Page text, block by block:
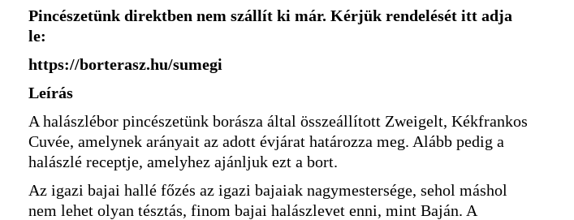
Pincészetünk direktben nem szállít ki már. Kérjük rendelését itt adja
le:
https://borterasz.hu/sumegi
Leírás
A halászlébor pincészetünk borásza által összeállított Zweigelt, Kékfrankos
Cuvée, amelynek arányait az adott évjárat határozza meg. Alább pedig a
halászlé receptje, amelyhez ajánljuk ezt a bort.
Az igazi bajai hallé főzés az igazi bajaiak nagymestersége, sehol máshol
nem lehet olyan tésztás, finom bajai halászlevet enni, mint Baján. A